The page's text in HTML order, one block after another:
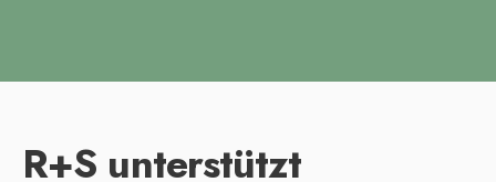
R+S unterstützt